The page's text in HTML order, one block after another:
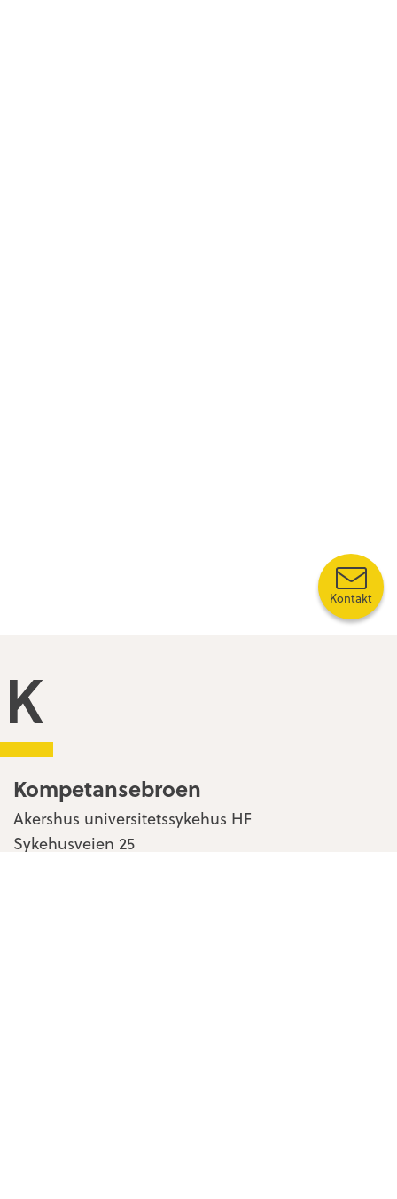
Kompetansebroen
Kompetansebroen
Akershus universitetssykehus HF
Sykehusveien 25
Kontakt